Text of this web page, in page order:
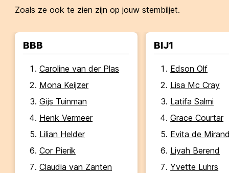
Zoals ze ook te zien zijn op jouw stembiljet.
BBB
Caroline van der Plas
Mona Keijzer
Gijs Tuinman
Henk Vermeer
Lilian Helder
Cor Pierik
Claudia van Zanten
BIJ1
Edson Olf
Lisa Mc Cray
Latifa Salmi
Grace Courtar
Evita de
Liyah Berend
Yvette Luhrs